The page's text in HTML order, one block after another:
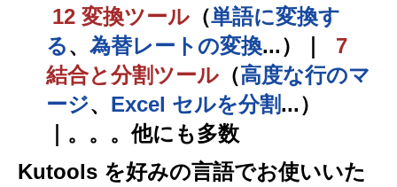
12 変換ツール （単語に変換す
る、 為替レートの変換...）
7
結合と分割ツール （高度な行のマ
ージ、 Excel セルを分割...）
。。。他にも多数
Kutools を好みの言語でお使いいた